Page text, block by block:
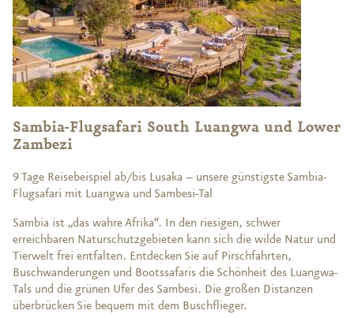
Sambia-Flugsafari South Luangwa und Lower
Zambezi
9 Tage Reisebeispiel ab/bis Lusaka – unsere günstigste Sambia-
Flugsafari mit Luangwa und Sambesi-Tal
Sambia ist „das wahre Afrika“. In den riesigen, schwer
erreichbaren Naturschutzgebieten kann sich die wilde Natur und
Tierwelt frei entfalten. Entdecken Sie auf Pirschfahrten,
Buschwanderungen und Bootssafaris die Schönheit des Luangwa-
Tals und die grünen Ufer des Sambesi. Die großen Distanzen
überbrücken Sie bequem mit dem Buschflieger.